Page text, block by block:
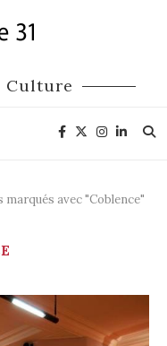
Culture
marqués avec "Coblence"